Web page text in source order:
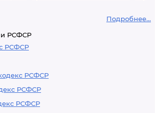
Подробнее...
и РСФСР
РСФСР
РСФСР
РСФСР
РСФСР